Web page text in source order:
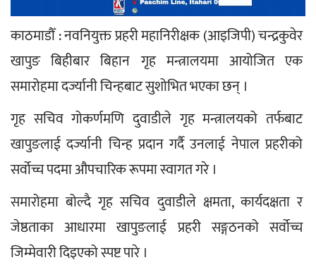
काठमाडौँ : नवनियुक्त प्रहरी महानिरीक्षक (आइजिपी) चन्द्रकुवेर
खापुङ बिहीबार बिहान गृह मन्त्रालयमा आयोजित एक
समारोहमा दर्ज्यानी चिन्हबाट सुशोभित भएका छन् ।
गृह सचिव गोकर्णमणि दुवाडीले गृह मन्त्रालयको तर्फबाट
खापुङलाई दर्ज्यानी चिन्ह प्रदान गर्दै उनलाई नेपाल प्रहरीको
सर्वोच्च पदमा औपचारिक रूपमा स्वागत गरे ।
समारोहमा बोल्दै गृह सचिव दुवाडीले क्षमता, कार्यदक्षता र
जेष्ठताका आधारमा खापुङलाई प्रहरी सङ्गठनको सर्वोच्च
जिम्मेवारी दिइएको स्पष्ट पारे ।